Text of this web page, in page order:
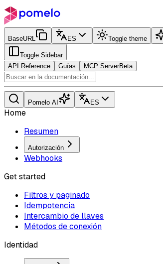
BaseURL ES Toggle theme
Toggle Sidebar
API Reference
Guías MCP ServerBeta
Pomelo AI ES
Home
Resumen
Autorización
Webhooks
Get started
Filtros y paginado
Idempotencia
Intercambio de llaves
Métodos de conexión
Identidad